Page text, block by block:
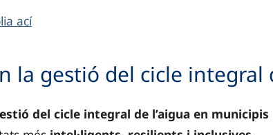
ací
la gestió del cicle integral
del cicle integral de l’aigua en municipis